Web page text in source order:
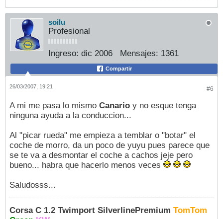
soilu
Profesional
Ingreso: dic 2006 Mensajes: 1361
Compartir
#6
26/03/2007, 19:21
A mi me pasa lo mismo Canario y no esque tenga
ninguna ayuda a la conduccion...
Al "picar rueda" me empieza a temblar o "botar" el
coche de morro, da un poco de yuyu pues parece que
se te va a desmontar el coche a cachos jeje pero
bueno... habra que hacerlo menos veces
Saludosss...
Corsa C 1.2 Twimport SilverlinePremium TomTom